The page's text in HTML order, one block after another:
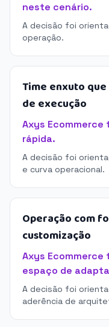
neste cenário.
A decisão foi
operação.
Time enxuto
de execução
Axys
rápida.
A decisão foi
e curva operacional.
Operação com
customização
Axys
espaço de
A decisão foi
aderência de